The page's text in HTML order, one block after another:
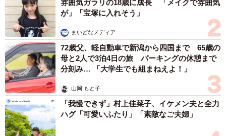
最大級の賛辞なんです。
――下津監督は、ハリウッドのマネジメント会社と契約さ
れたそうですが、今後の展望についてはどうお考えです
か。
下津監督：はい、ロサンゼルスのマネジメント会社と契約
しました。今後は現地のプロデューサーに企画をプレゼン
していくことになります。かつて清水崇監督や中田秀夫監
督が『呪怨』や『リング』で切り拓かれたように、自分も
雰囲気ガラリの18歳に成長 「メイクで雰囲気
が」「宝塚に入れそう」
まいどなメディア
72歳父、軽自動車で新潟から四国まで 65歳の
母と2人で3泊4日の旅 パーキングの休憩まで
分刻み… 「大学生でも組まねえよ！」
山岡 もと子
「我慢できず」村上佳菜子、イケメン夫と全力
ハグ「可愛いふたり」「素敵なご夫婦」